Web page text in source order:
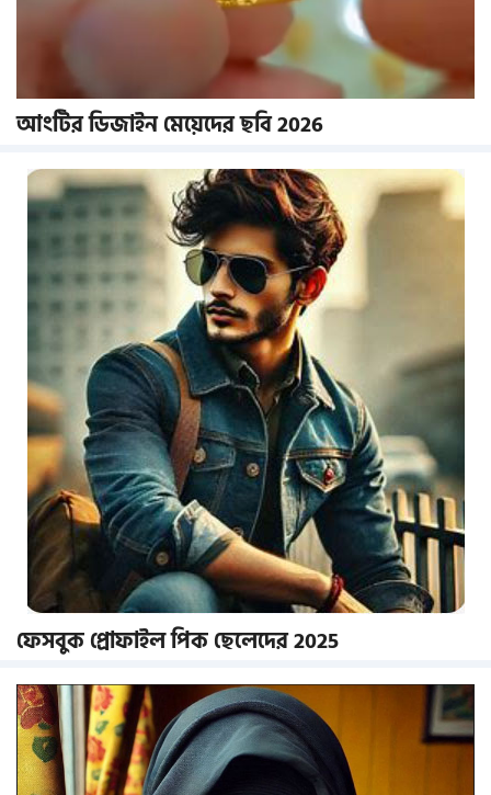
আংটির ডিজাইন মেয়েদের ছবি 2026
ফেসবুক প্রোফাইল পিক ছেলেদের 2025